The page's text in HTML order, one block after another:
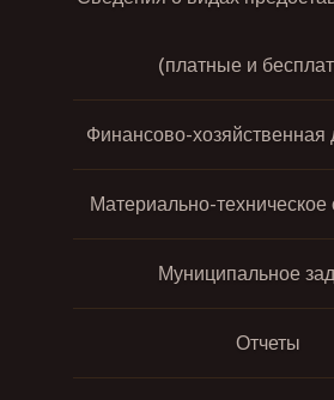
(платные и
Финансово-хозяйственная
Материально-техническое
Муниципальное
Отчеты